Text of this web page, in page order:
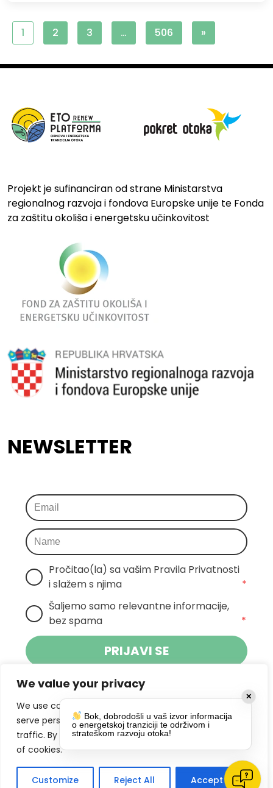
We value your privacy
We use cookies to enhance your browsing experience,
serve personalized ads or content, and analyze our
traffic. By clicking "Accept All", you consent to our use
of cookies.
Customize Reject All Accept All
1 2 3 … 506 »
Projekt je sufinanciran od strane Ministarstva
regionalnog razvoja i fondova Europske unije te Fonda
za zaštitu okoliša i energetsku učinkovitost
NEWSLETTER
Pročitao(la) sa vašim Pravila Privatnosti
i slažem s njima
*
Šaljemo samo relevantne informacije,
bez spama
*
PRIJAVI SE
Klikom na gumb dajete suglasnost za
primanje novosti Pokreta Otoka te se
slažete spolitikom privatnosti.
DRUŠTVENE MREŽE
✕
Bok, dobrodošli u vaš izvor informacija
o energetskoj tranziciji te održivom i
strateškom razvoju otoka!